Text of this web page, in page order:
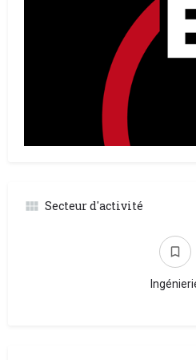
Secteur d'activité